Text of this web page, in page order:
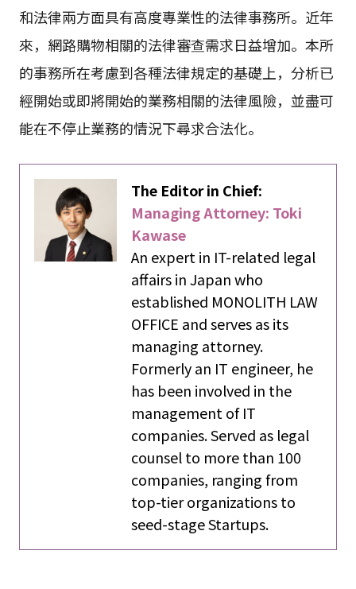
和法律兩方面具有高度專業性的法律事務所。近年
來，網路購物相關的法律審查需求日益增加。本所
的事務所在考慮到各種法律規定的基礎上，分析已
經開始或即將開始的業務相關的法律風險，並盡可
能在不停止業務的情況下尋求合法化。
The Editor in Chief:
Managing Attorney: Toki
Kawase
An expert in IT-related legal
affairs in Japan who
established MONOLITH LAW
OFFICE and serves as its
managing attorney.
Formerly an IT engineer, he
has been involved in the
management of IT
companies. Served as legal
counsel to more than 100
companies, ranging from
top-tier organizations to
seed-stage Startups.